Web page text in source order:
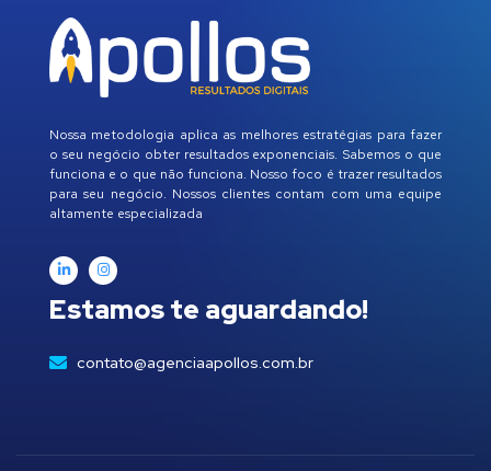
Nossa metodologia aplica as melhores estratégias para fazer
o seu negócio obter resultados exponenciais. Sabemos o que
funciona e o que não funciona. Nosso foco é trazer resultados
para seu negócio. Nossos clientes contam com uma equipe
altamente especializada
Estamos te aguardando!
contato@agenciaapollos.com.br